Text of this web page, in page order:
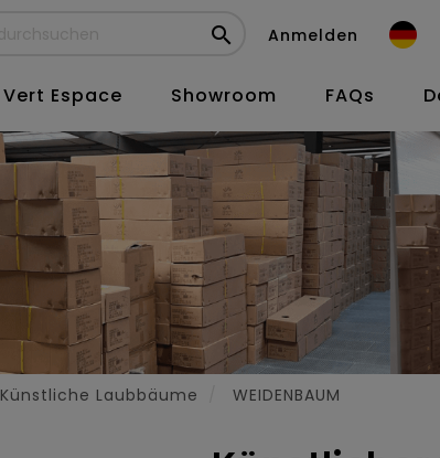
 Anmelden
Vert Espace Showroom FAQs
Künstliche Laubbäume WEIDENBAUM